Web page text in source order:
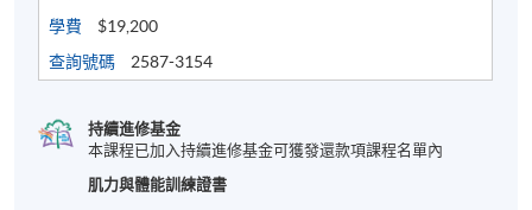
學費
$19,200
查詢號碼
2587-3154
持續進修基金
本課程已加入持續進修基金可獲發還款項課程名單內
肌力與體能訓練證書